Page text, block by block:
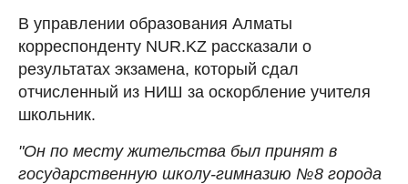
В управлении образования Алматы
корреспонденту NUR.KZ рассказали о
результатах экзамена, который сдал
отчисленный из НИШ за оскорбление учителя
школьник.
"Он по месту жительства был принят в
государственную школу-гимназию №8 города